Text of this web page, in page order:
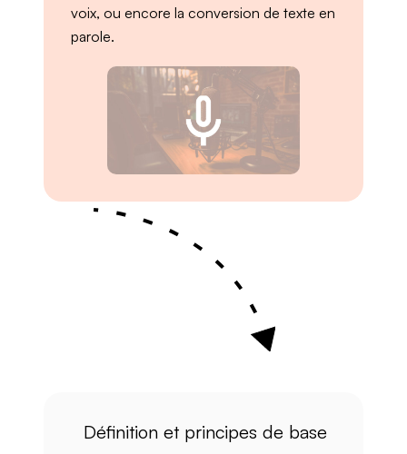
voix, ou encore la conversion de texte en
parole.
Définition et principes de base